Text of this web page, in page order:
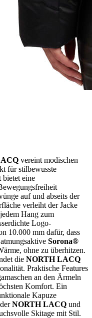
vereint modischen
für stilbewusste
eine
auf und abseits der
verleiht der Jacke
Hang zum
Logo-
10.000 mm dafür, dass
Sorona®
ohne zu überhitzen.
die NORTH LACQ
Praktische Features
an den Ärmeln
Komfort. Ein
Kapuze
NORTH LACQ und
Skitage mit Stil.